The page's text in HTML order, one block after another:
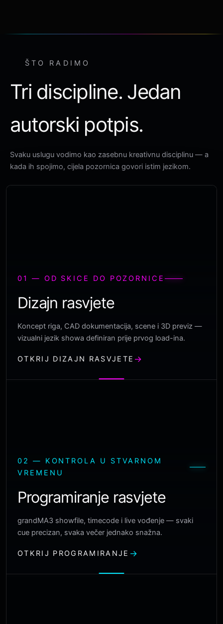
ŠTO RADIMO
Tri discipline. Jedan
autorski potpis.
Svaku uslugu vodimo kao zasebnu kreativnu disciplinu — a
kada ih spojimo, cijela pozornica govori istim jezikom.
01 — OD SKICE DO POZORNICE
Dizajn rasvjete
Koncept riga, CAD dokumentacija, scene i 3D previz —
vizualni jezik showa definiran prije prvog load-ina.
OTKRIJ DIZAJN RASVJETE
02 — KONTROLA U STVARNOM
VREMENU
Programiranje rasvjete
grandMA3 showfile, timecode i live vođenje — svaki
cue precizan, svaka večer jednako snažna.
OTKRIJ PROGRAMIRANJE